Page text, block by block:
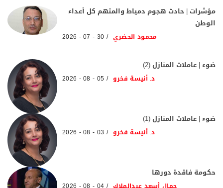
مؤشرات | حادث هجوم دمياط والمتهم كل أعداء
الوطن
محمود الحضري 30 - 07 - 2026
ضوء | عاملات المنازل (2)
د. أنيسة فخرو 05 - 08 - 2026
ضوء | عاملات المنازل (1)
د. أنيسة فخرو 03 - 08 - 2026
حكومة فاقدة دورها